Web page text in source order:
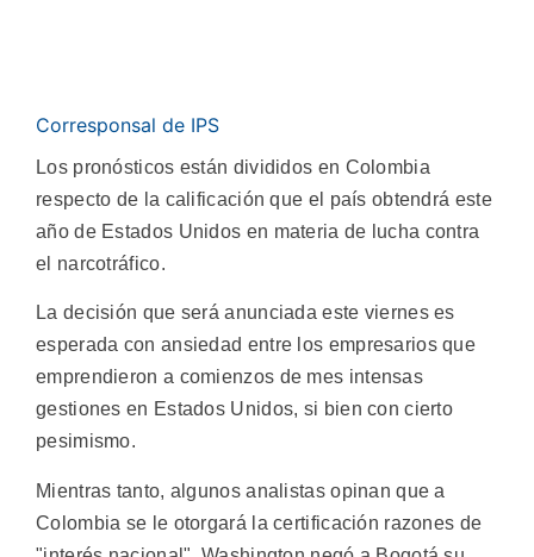
Corresponsal de IPS
Los pronósticos están divididos en Colombia
respecto de la calificación que el país obtendrá este
año de Estados Unidos en materia de lucha contra
el narcotráfico.
La decisión que será anunciada este viernes es
esperada con ansiedad entre los empresarios que
emprendieron a comienzos de mes intensas
gestiones en Estados Unidos, si bien con cierto
pesimismo.
Mientras tanto, algunos analistas opinan que a
Colombia se le otorgará la certificación razones de